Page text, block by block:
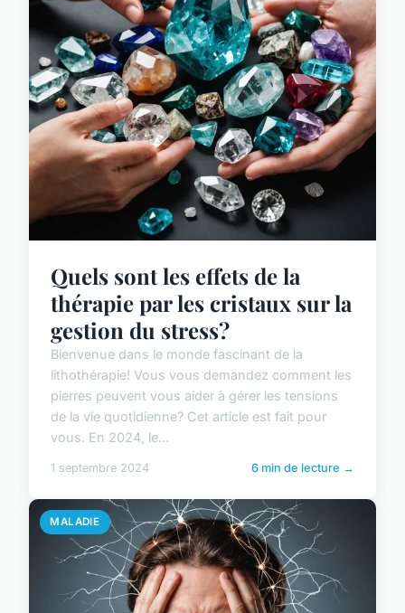
Quels sont les effets de la
thérapie par les cristaux sur la
gestion du stress?
Bienvenue dans le monde fascinant de la
lithothérapie! Vous vous demandez comment les
pierres peuvent vous aider à gérer les tensions
de la vie quotidienne? Cet article est fait pour
vous. En 2024, le...
1 septembre 2024 6 min de lecture →
MALADIE